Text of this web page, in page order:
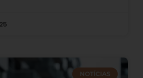
NOTÍCIAS